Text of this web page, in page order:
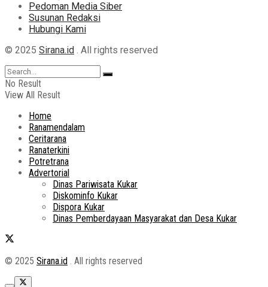
Pedoman Media Siber
Susunan Redaksi
Hubungi Kami
© 2025 Sirana.id . All rights reserved
No Result
View All Result
Home
Ranamendalam
Ceritarana
Ranaterkini
Potretrana
Advertorial
Dinas Pariwisata Kukar
Diskominfo Kukar
Dispora Kukar
Dinas Pemberdayaan Masyarakat dan Desa Kukar
© 2025 Sirana.id . All rights reserved